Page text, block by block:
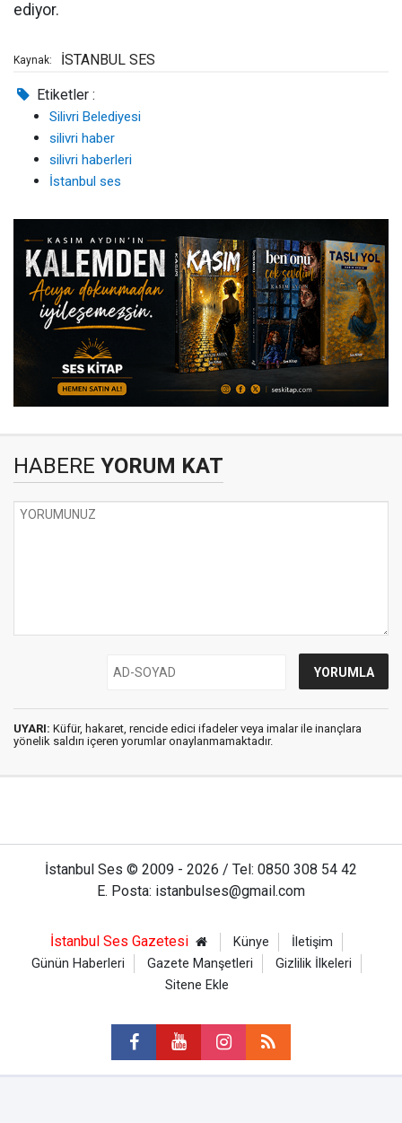
ediyor.
Kaynak: İSTANBUL SES
Etiketler :
Silivri Belediyesi
silivri haber
silivri haberleri
İstanbul ses
HABERE YORUM KAT
UYARI: Küfür, hakaret, rencide edici ifadeler veya imalar ile inançlara
yönelik saldırı içeren yorumlar onaylanmamaktadır.
İstanbul Ses © 2009 - 2026 / Tel: 0850 308 54 42
E. Posta: istanbulses@gmail.com
İstanbul Ses Gazetesi Künye
İletişim
Günün Haberleri
Gazete Manşetleri
Gizlilik İlkeleri
Sitene Ekle